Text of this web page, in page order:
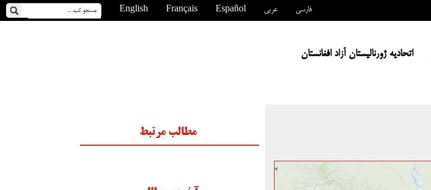
English Français Español عربی فارسی
اتحادیه ژورنالیستان آزاد افغانستان
مطالب مرتبط